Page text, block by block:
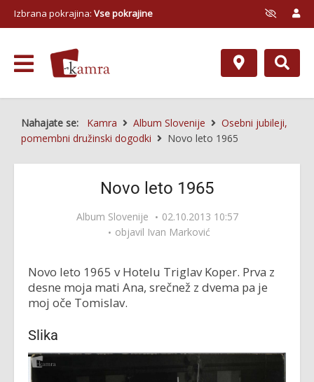
Izbrana pokrajina: Vse pokrajine
Nahajate se: Kamra Album Slovenije
Osebni jubileji,
pomembni družinski dogodki
Novo leto 1965
Novo leto 1965
Album Slovenije
02.10.2013 10:57
objavil Ivan Marković
Novo leto 1965 v Hotelu Triglav Koper. Prva z
desne moja mati Ana, srečnež z dvema pa je
moj oče Tomislav.
Slika